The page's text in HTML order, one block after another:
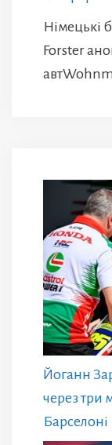
Німецькі
Forster
Йоганн
через три
Барселоні